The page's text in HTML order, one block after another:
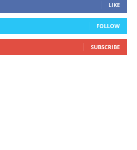
LIKE
FOLLOW
SUBSCRIBE